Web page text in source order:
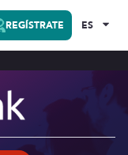
REGÍSTRATE ES